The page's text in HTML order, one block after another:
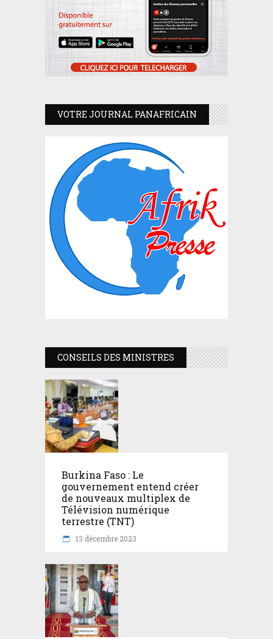
VOTRE JOURNAL PANAFRICAIN
CONSEILS DES MINISTRES
Burkina Faso : Le
gouvernement entend créer
de nouveaux multiplex de
Télévision numérique
terrestre (TNT)
13 décembre 2023